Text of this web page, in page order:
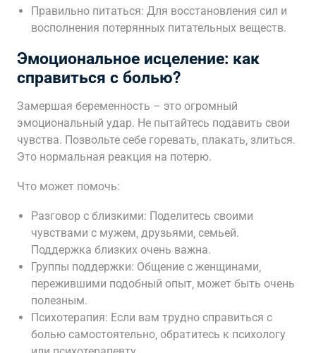
Правильно питаться: Для восстановления сил и
восполнения потерянных питательных веществ.
Эмоциональное исцеление: как
справиться с болью?
Замершая беременность – это огромный
эмоциональный удар. Не пытайтесь подавить свои
чувства. Позвольте себе горевать‚ плакать‚ злиться.
Это нормальная реакция на потерю.
Что может помочь:
Разговор с близкими: Поделитесь своими
чувствами с мужем‚ друзьями‚ семьей.
Поддержка близких очень важна.
Группы поддержки: Общение с женщинами‚
пережившими подобный опыт‚ может быть очень
полезным.
Психотерапия: Если вам трудно справиться с
болью самостоятельно‚ обратитесь к психологу